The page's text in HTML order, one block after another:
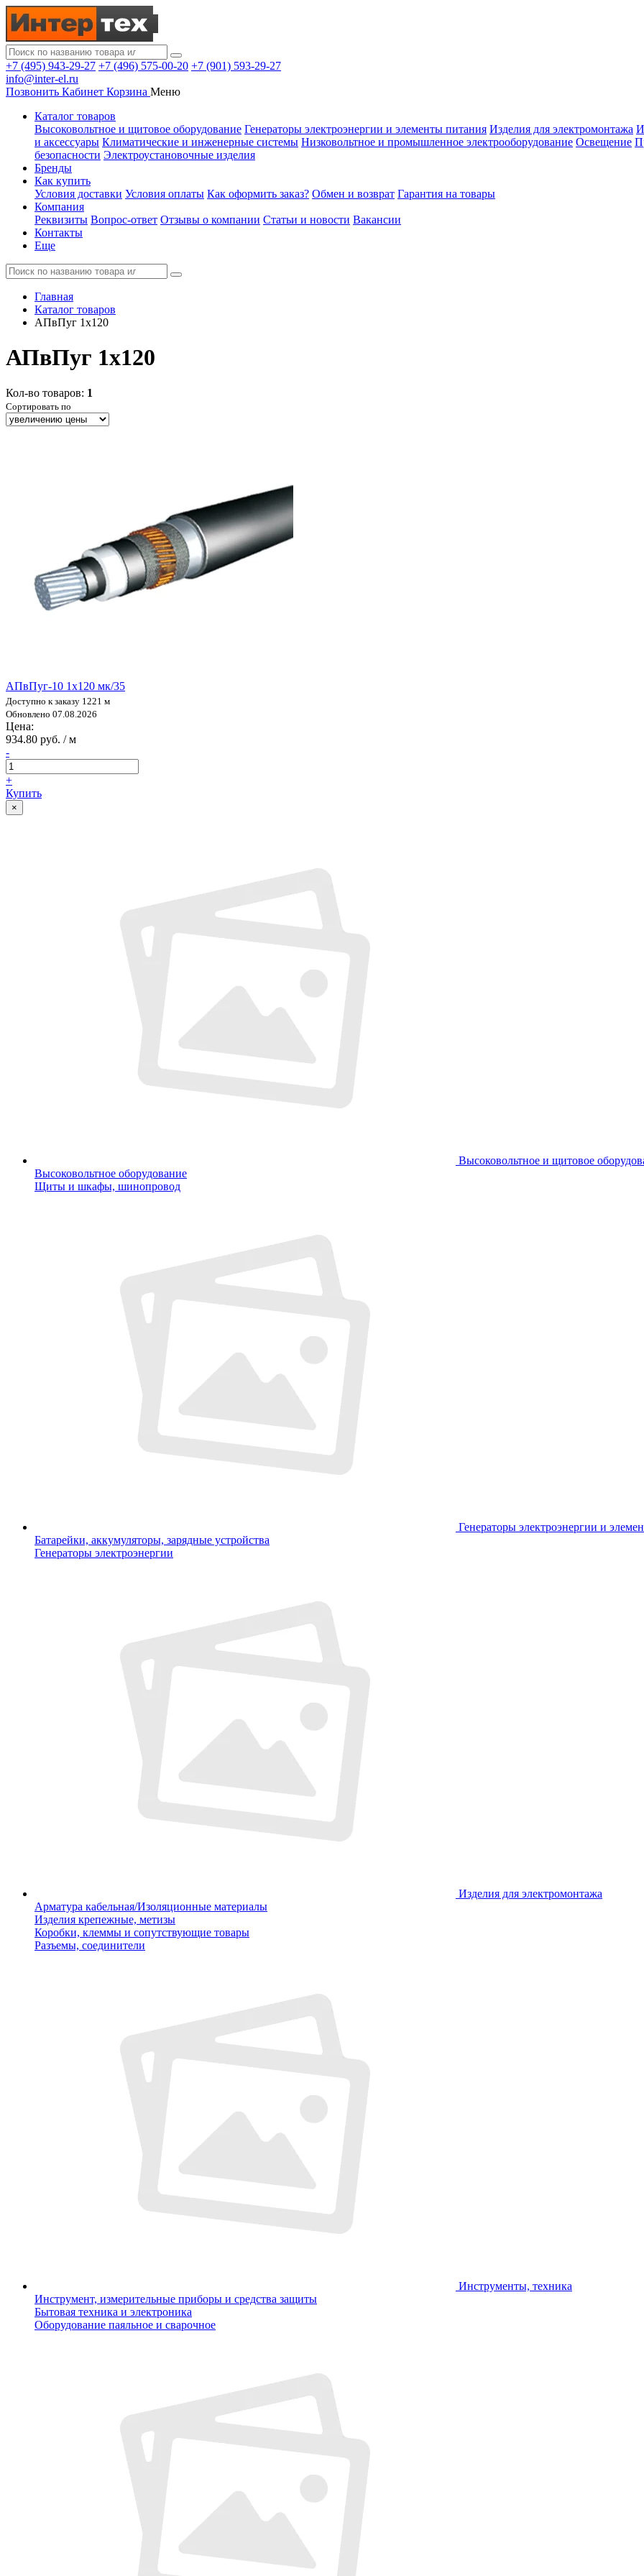
+7 (495) 943-29-27 +7 (496) 575-00-20 +7 (901) 593-29-27
info@inter-el.ru
Позвонить Кабинет Корзина Меню
Каталог товаров
Высоковольтное и щитовое оборудование Генераторы электроэнергии и элементы питания Изделия для электромонтажа
и аксессуары Климатические и инженерные системы Низковольтное и промышленное электрооборудование Освещение
безопасности Электроустановочные изделия
Бренды
Как купить
Условия доставки Условия оплаты Как оформить заказ? Обмен и возврат Гарантия на товары
Компания
Реквизиты Вопрос-ответ Отзывы о компании Статьи и новости Вакансии
Контакты
Еще
Главная
Каталог товаров
АПвПуг 1x120
АПвПуг 1x120
Кол-во товаров: 1
Сортировать по
АПвПуг-10 1х120 мк/35
Доступно к заказу 1221 м
Обновлено 07.08.2026
Цена:
934.80 руб. / м
-
+
Купить
×
Высоковольтное и щитовое
Высоковольтное оборудование
Щиты и шкафы, шинопровод
Генераторы электроэнергии и
Батарейки, аккумуляторы, зарядные устройства
Генераторы электроэнергии
Изделия для электромонтажа
Арматура кабельная/Изоляционные материалы
Изделия крепежные, метизы
Коробки, клеммы и сопутствующие товары
Разъемы, соединители
Инструменты, техника
Инструмент, измерительные приборы и средства защиты
Бытовая техника и электроника
Оборудование паяльное и сварочное